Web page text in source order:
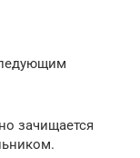
зачищается